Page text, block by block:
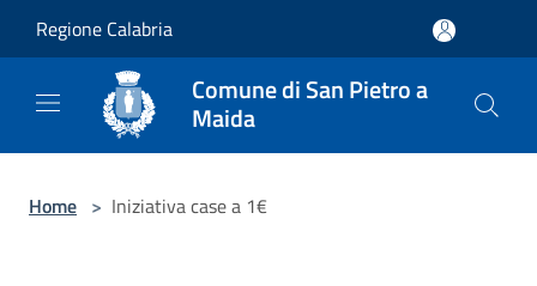
Regione Calabria
Comune di San Pietro a
Maida
Home > Iniziativa case a 1€